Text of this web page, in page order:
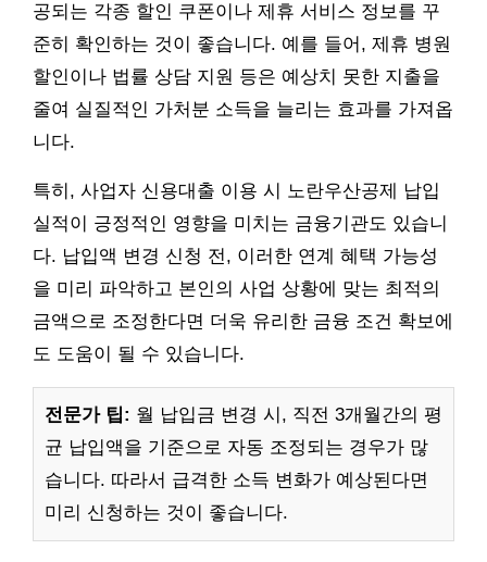
공되는 각종 할인 쿠폰이나 제휴 서비스 정보를 꾸
준히 확인하는 것이 좋습니다. 예를 들어, 제휴 병원
할인이나 법률 상담 지원 등은 예상치 못한 지출을
줄여 실질적인 가처분 소득을 늘리는 효과를 가져옵
니다.
특히, 사업자 신용대출 이용 시 노란우산공제 납입
실적이 긍정적인 영향을 미치는 금융기관도 있습니
다. 납입액 변경 신청 전, 이러한 연계 혜택 가능성
을 미리 파악하고 본인의 사업 상황에 맞는 최적의
금액으로 조정한다면 더욱 유리한 금융 조건 확보에
도 도움이 될 수 있습니다.
전문가 팁: 월 납입금 변경 시, 직전 3개월간의 평
균 납입액을 기준으로 자동 조정되는 경우가 많
습니다. 따라서 급격한 소득 변화가 예상된다면
미리 신청하는 것이 좋습니다.